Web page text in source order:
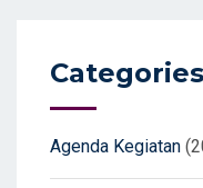
Categories
Agenda Kegiatan